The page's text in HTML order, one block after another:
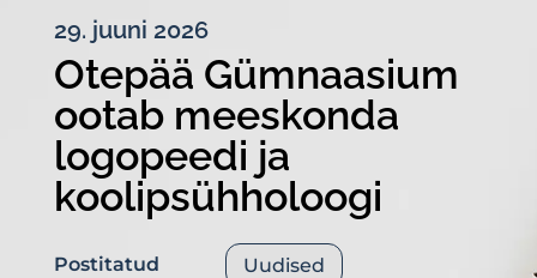
29. juuni 2026
Otepää Gümnaasium
ootab meeskonda
logopeedi ja
koolipsühholoogi
Postitatud
Uudised